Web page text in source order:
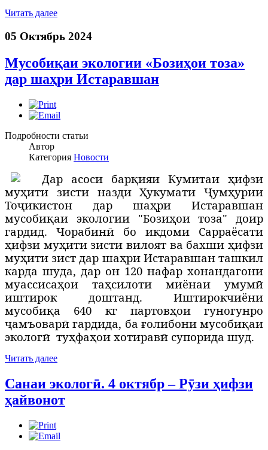
Читать далее
05 Октябрь 2024
Мусобиқаи экологии «Бозиҳои тоза»
дар шаҳри Истаравшан
Подробности статьи
Автор
Категория Новости
Дар асоси барқияи Кумитаи ҳифзи
муҳити зисти назди Ҳукумати Ҷумҳурии
Тоҷикистон дар шаҳри Истаравшан
мусобиқаи экологии "Бозиҳои тоза" доир
гардид. Чорабинӣ бо икдоми Сарраёсати
ҳифзи муҳити зисти вилоят ва бахши ҳифзи
муҳити зист дар шаҳри Истаравшан ташкил
карда шуда, дар он 120 нафар хонандагони
муассисаҳои таҳсилоти миёнаи умумӣ
иштирок доштанд. Иштирокчиёни
мусобиқа 640 кг партовҳои гуногунро
ҷамъоварӣ гардида, ба ғолибони мусобиқаи
экологӣ туҳфаҳои хотиравӣ супорида шуд.
Читать далее
Санаи экологӣ. 4 октябр – Рӯзи ҳифзи
ҳайвонот